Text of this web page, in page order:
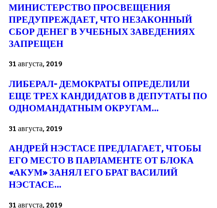
МИНИСТЕРСТВО ПРОСВЕЩЕНИЯ
ПРЕДУПРЕЖДАЕТ, ЧТО НЕЗАКОННЫЙ
СБОР ДЕНЕГ В УЧЕБНЫХ ЗАВЕДЕНИЯХ
ЗАПРЕЩЕН
31 августа, 2019
ЛИБЕРАЛ- ДЕМОКРАТЫ ОПРЕДЕЛИЛИ
ЕЩЕ ТРЕХ КАНДИДАТОВ В ДЕПУТАТЫ ПО
ОДНОМАНДАТНЫМ ОКРУГАМ…
31 августа, 2019
АНДРЕЙ НЭСТАСЕ ПРЕДЛАГАЕТ, ЧТОБЫ
ЕГО МЕСТО В ПАРЛАМЕНТЕ ОТ БЛОКА
«АКУМ» ЗАНЯЛ ЕГО БРАТ ВАСИЛИЙ
НЭСТАСЕ…
31 августа, 2019